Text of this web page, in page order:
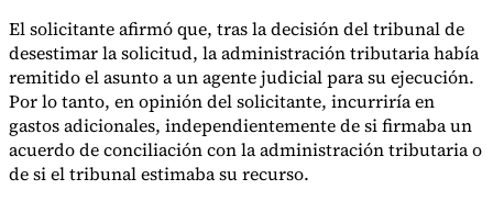
El solicitante afirmó que, tras la decisión del tribunal de
desestimar la solicitud, la administración tributaria había
remitido el asunto a un agente judicial para su ejecución.
Por lo tanto, en opinión del solicitante, incurriría en
gastos adicionales, independientemente de si firmaba un
acuerdo de conciliación con la administración tributaria o
de si el tribunal estimaba su recurso.